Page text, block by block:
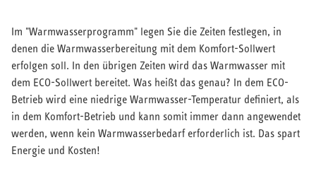
Im "Warmwasserprogramm" legen Sie die Zeiten festlegen, in
denen die Warmwasserbereitung mit dem Komfort-Sollwert
erfolgen soll. In den übrigen Zeiten wird das Warmwasser mit
dem ECO-Sollwert bereitet. Was heißt das genau? In dem ECO-
Betrieb wird eine niedrige Warmwasser-Temperatur definiert, als
in dem Komfort-Betrieb und kann somit immer dann angewendet
werden, wenn kein Warmwasserbedarf erforderlich ist. Das spart
Energie und Kosten!